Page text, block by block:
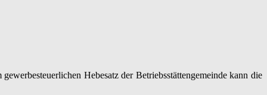
Hebesatz der Betriebsstättengemeinde kann die